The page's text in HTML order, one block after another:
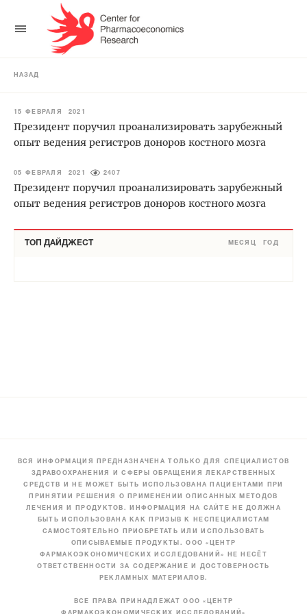
НАЗАД
15 ФЕВРАЛЯ 2021
Президент поручил проанализировать зарубежный
опыт ведения регистров доноров костного мозга
05 ФЕВРАЛЯ 2021 2407
Президент поручил проанализировать зарубежный
опыт ведения регистров доноров костного мозга
ТОП ДАЙДЖЕСТ МЕСЯЦ ГОД
ВСЯ ИНФОРМАЦИЯ ПРЕДНАЗНАЧЕНА ТОЛЬКО ДЛЯ СПЕЦИАЛИСТОВ
ЗДРАВООХРАНЕНИЯ И СФЕРЫ ОБРАЩЕНИЯ ЛЕКАРСТВЕННЫХ
СРЕДСТВ И НЕ МОЖЕТ БЫТЬ ИСПОЛЬЗОВАНА ПАЦИЕНТАМИ ПРИ
ПРИНЯТИИ РЕШЕНИЯ О ПРИМЕНЕНИИ ОПИСАННЫХ МЕТОДОВ
ЛЕЧЕНИЯ И ПРОДУКТОВ. ИНФОРМАЦИЯ НА САЙТЕ НЕ ДОЛЖНА
БЫТЬ ИСПОЛЬЗОВАНА КАК ПРИЗЫВ К НЕСПЕЦИАЛИСТАМ
САМОСТОЯТЕЛЬНО ПРИОБРЕТАТЬ ИЛИ ИСПОЛЬЗОВАТЬ
ОПИСЫВАЕМЫЕ ПРОДУКТЫ. ООО «ЦЕНТР
ФАРМАКОЭКОНОМИЧЕСКИХ ИССЛЕДОВАНИЙ» НЕ НЕСЁТ
ОТВЕТСТВЕННОСТИ ЗА СОДЕРЖАНИЕ И ДОСТОВЕРНОСТЬ
РЕКЛАМНЫХ МАТЕРИАЛОВ.
ВСЕ ПРАВА ПРИНАДЛЕЖАТ ООО «ЦЕНТР